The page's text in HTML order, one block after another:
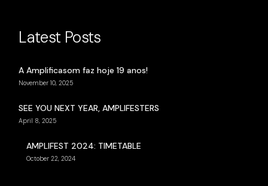
Latest Posts
A Amplificasom faz hoje 19 anos!
November 10, 2025
SEE YOU NEXT YEAR, AMPLIFESTERS
April 8, 2025
AMPLIFEST 2024: TIMETABLE
October 22, 2024